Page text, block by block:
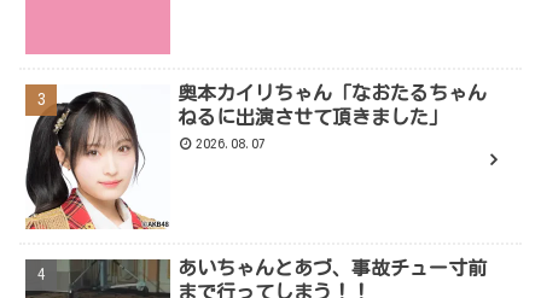
奥本カイリちゃん「なおたるちゃん
ねるに出演させて頂きました」
2026.08.07
あいちゃんとあづ、事故チュー寸前
まで行ってしまう！！